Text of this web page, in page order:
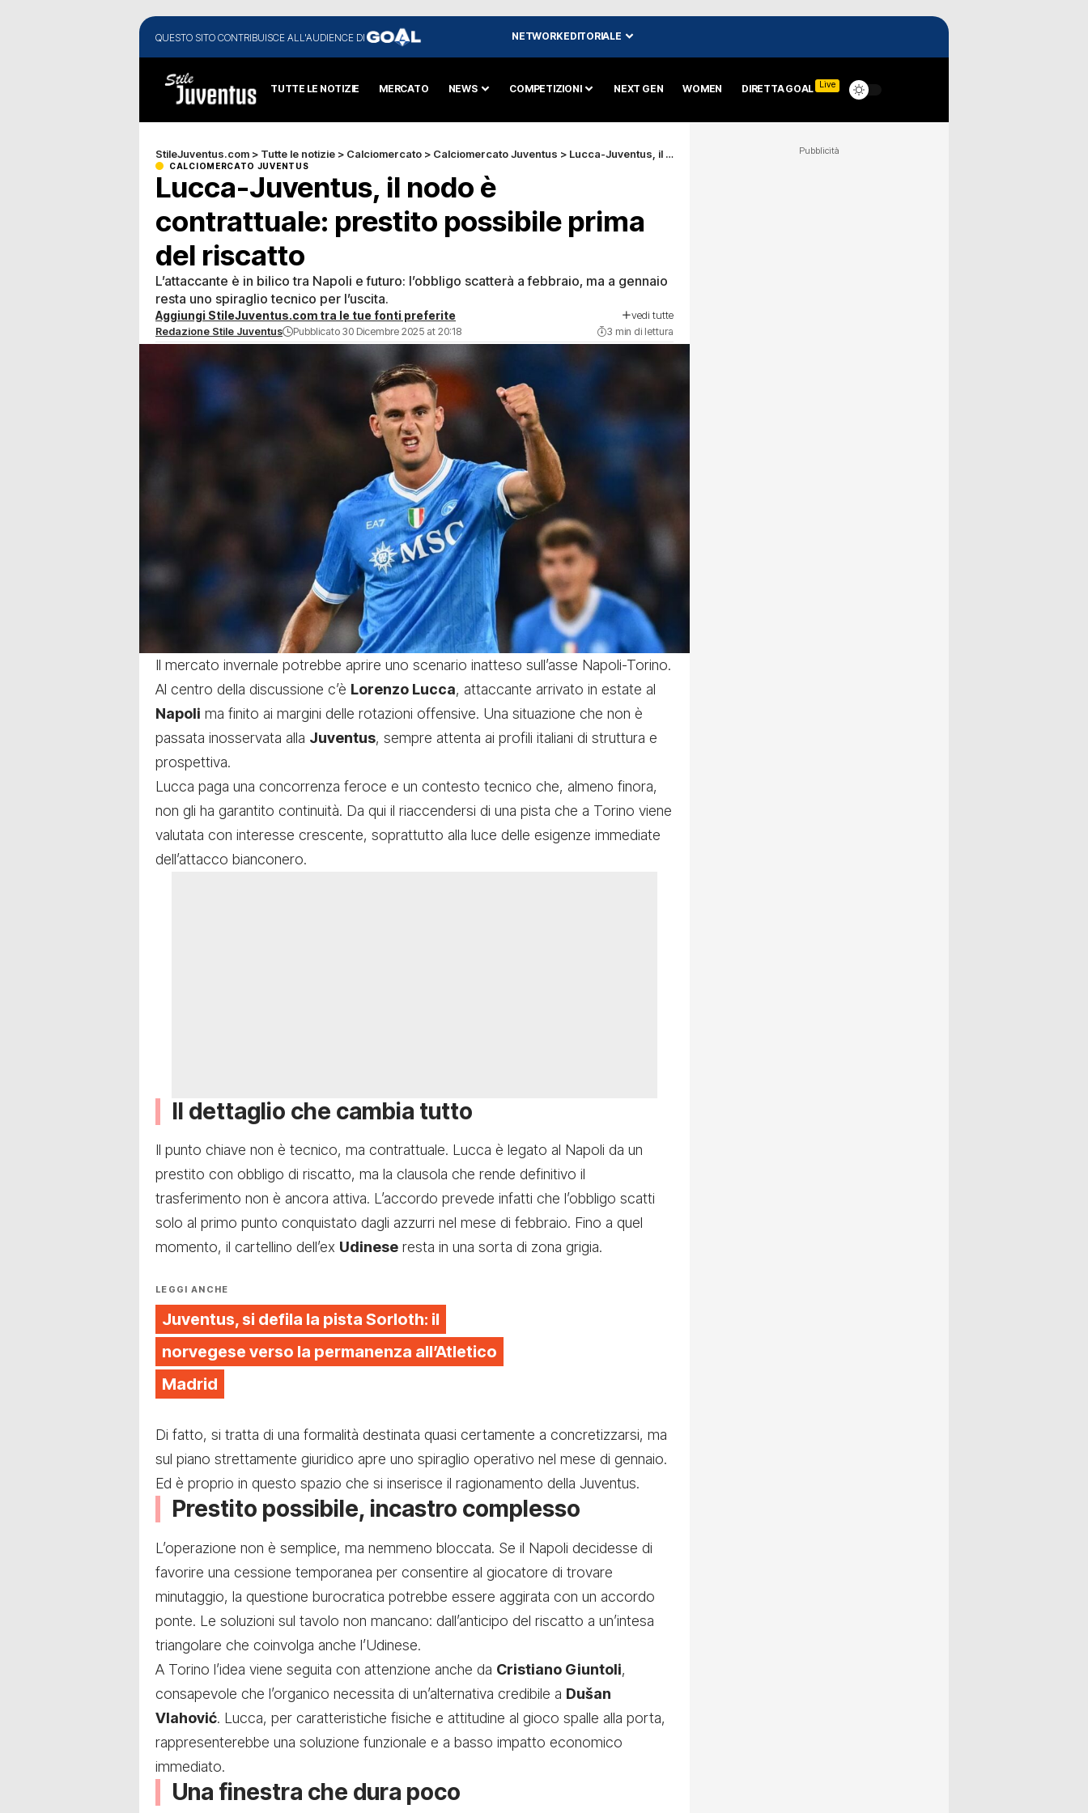
QUESTO SITO CONTRIBUISCE ALL'AUDIENCE DI NETWORK EDITORIALE
TUTTE LE NOTIZIE MERCATO NEWS COMPETIZIONI NEXT GEN WOMEN DIRETTA GOAL Live
StileJuventus.com > Tutte le notizie > Calciomercato > Calciomercato Juventus > Lucca-Juventus, il nodo è contrattuale: prestito possibile prima del riscatto
CALCIOMERCATO JUVENTUS
Lucca-Juventus, il nodo è
contrattuale: prestito possibile prima
del riscatto
L’attaccante è in bilico tra Napoli e futuro: l’obbligo scatterà a febbraio, ma a gennaio
resta uno spiraglio tecnico per l’uscita.
Aggiungi StileJuventus.com tra le tue fonti preferite vedi tutte
Redazione Stile Juventus Pubblicato 30 Dicembre 2025 at 20:18 3 min di lettura
Il mercato invernale potrebbe aprire uno scenario inatteso sull’asse Napoli-Torino.
Al centro della discussione c’è Lorenzo Lucca, attaccante arrivato in estate al
Napoli ma finito ai margini delle rotazioni offensive. Una situazione che non è
passata inosservata alla Juventus, sempre attenta ai profili italiani di struttura e
prospettiva.
Lucca paga una concorrenza feroce e un contesto tecnico che, almeno finora,
non gli ha garantito continuità. Da qui il riaccendersi di una pista che a Torino viene
valutata con interesse crescente, soprattutto alla luce delle esigenze immediate
dell’attacco bianconero.
Il dettaglio che cambia tutto
Il punto chiave non è tecnico, ma contrattuale. Lucca è legato al Napoli da un
prestito con obbligo di riscatto, ma la clausola che rende definitivo il
trasferimento non è ancora attiva. L’accordo prevede infatti che l’obbligo scatti
solo al primo punto conquistato dagli azzurri nel mese di febbraio. Fino a quel
momento, il cartellino dell’ex Udinese resta in una sorta di zona grigia.
LEGGI ANCHE
Juventus, si defila la pista Sorloth: il
norvegese verso la permanenza all’Atletico
Madrid
Di fatto, si tratta di una formalità destinata quasi certamente a concretizzarsi, ma
sul piano strettamente giuridico apre uno spiraglio operativo nel mese di gennaio.
Ed è proprio in questo spazio che si inserisce il ragionamento della Juventus.
Prestito possibile, incastro complesso
L’operazione non è semplice, ma nemmeno bloccata. Se il Napoli decidesse di
favorire una cessione temporanea per consentire al giocatore di trovare
minutaggio, la questione burocratica potrebbe essere aggirata con un accordo
ponte. Le soluzioni sul tavolo non mancano: dall’anticipo del riscatto a un’intesa
triangolare che coinvolga anche l’Udinese.
A Torino l’idea viene seguita con attenzione anche da Cristiano Giuntoli,
consapevole che l’organico necessita di un’alternativa credibile a Dušan
Vlahović. Lucca, per caratteristiche fisiche e attitudine al gioco spalle alla porta,
rappresenterebbe una soluzione funzionale e a basso impatto economico
immediato.
Una finestra che dura poco
Pubblicità